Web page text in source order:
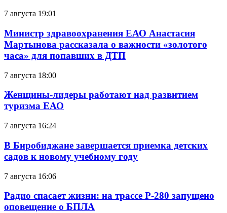
7 августа 19:01
Министр здравоохранения ЕАО Анастасия
Мартынова рассказала о важности «золотого
часа» для попавших в ДТП
7 августа 18:00
Женщины-лидеры работают над развитием
туризма ЕАО
7 августа 16:24
В Биробиджане завершается приемка детских
садов к новому учебному году
7 августа 16:06
Радио спасает жизни: на трассе Р-280 запущено
оповещение о БПЛА